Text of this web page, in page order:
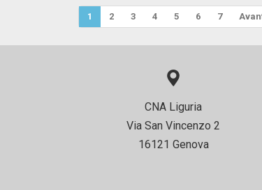
1 2 3 4 5 6 7
CNA Liguria
Via San Vincenzo 2
16121 Genova